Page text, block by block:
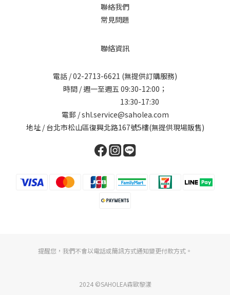
聯絡我們
常見問題
聯絡資訊
電話 /02-2713-6621 (無提供訂購服務)
時間 / 週一至週五 09:30-12:00；
13:30-17:30
電郵 / shl.service@saholea.com
地址 / 台北市松山區復興北路167號5樓(無提供現場販售)
提醒您，我們不會以電話或簡訊方式通知變更付款方式。
2024 ©SAHOLEA森歐黎漾